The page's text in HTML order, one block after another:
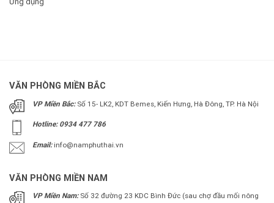
VĂN PHÒNG MIỀN BẮC
VP Miền Bắc:Số 15- LK2, KDT Bemes, Kiến Hưng, Hà Đông, TP. Hà Nội
Hotline: 0934 477 786
Email: info@namphuthai.vn
VĂN PHÒNG MIỀN NAM
VP Miền Nam:Số 32 đường 23 KDC Bình Đức (sau chợ đầu mối nông